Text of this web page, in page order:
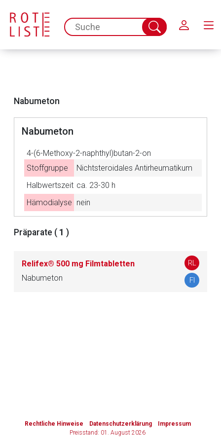
spc.search.input.placeholder
Suche
abschicken
Nabumeton
Nabumeton
4-(6-Methoxy-2-naphthyl)butan-2-on
Stoffgruppe
Nichtsteroidales Antirheumatikum
Halbwertszeit ca. 23-30 h
Hämodialyse nein
Präparate ( 1 )
Relifex® 500 mg Filmtabletten
Nabumeton
RL
FI
Rechtliche Hinweise Datenschutzerklärung
Impressum
Preisstand: 01. August 2026
Aufruf einer externen Seite
Der von Ihnen aufgerufene Link öffnet eine externe Web-
Seite. Für die Inhalte der externen Web-Seite ist deren
Betreiber verantwortlich. Ebenso gelten dort ggf. andere
Datenschutzbestimmungen.